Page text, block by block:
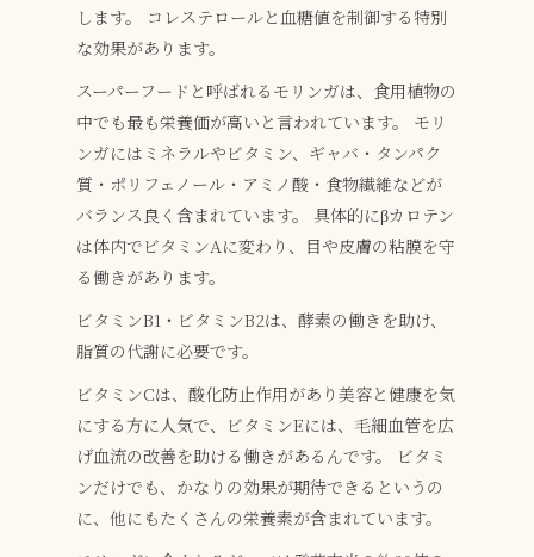
します。
コレステロールと血糖値を制御する特別
な効果があります。
スーパーフードと呼ばれるモリンガは、食用植物の
中でも最も栄養価が高いと言われています。
モリ
ンガにはミネラルやビタミン、ギャバ・タンパク
質・ポリフェノール・アミノ酸・食物繊維などが
バランス良く含まれています。
具体的にβカロテン
は体内でビタミンAに変わり、目や皮膚の粘膜を守
る働きがあります。
ビタミンB1・ビタミンB2は、酵素の働きを助け、
脂質の代謝に必要です。
ビタミンCは、酸化防止作用があり美容と健康を気
にする方に人気で、ビタミンEには、毛細血管を広
げ血流の改善を助ける働きがあるんです。
ビタミ
ンだけでも、かなりの効果が期待できるというの
に、他にもたくさんの栄養素が含まれています。